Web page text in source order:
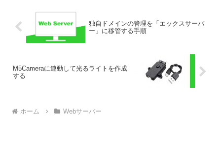
独自ドメインの管理を「エックスサーバ
ー」に移管する手順
M5Cameraに連動して光るライトを作成
する
ホーム Webサーバー